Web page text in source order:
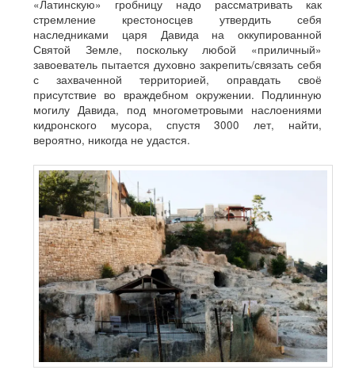
«Латинскую» гробницу надо рассматривать как
стремление крестоносцев утвердить себя
наследниками царя Давида на оккупированной
Святой Земле, поскольку любой «приличный»
завоеватель пытается духовно закрепить/связать себя
с захваченной территорией, оправдать своё
присутствие во враждебном окружении. Подлинную
могилу Давида, под многометровыми наслоениями
кидронского мусора, спустя 3000 лет, найти,
вероятно, никогда не удастся.